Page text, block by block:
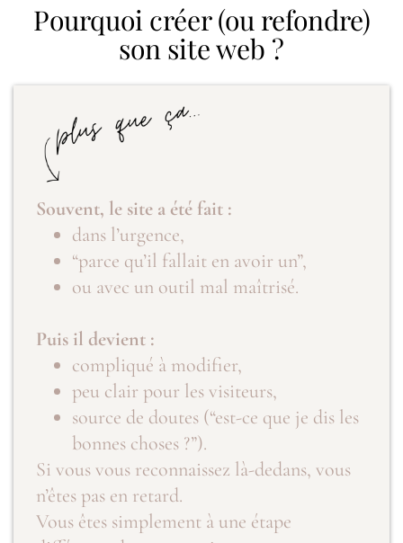
Pourquoi créer (ou refondre)
son site web ?
Souvent, le site a été fait :
dans l’urgence,
“parce qu’il fallait en avoir un”,
ou avec un outil mal maîtrisé.
Puis il devient :
compliqué à modifier,
peu clair pour les visiteurs,
source de doutes (“est-ce que je dis les
bonnes choses ?”).
Si vous vous reconnaissez là-dedans, vous
n’êtes pas en retard.
Vous êtes simplement à une étape